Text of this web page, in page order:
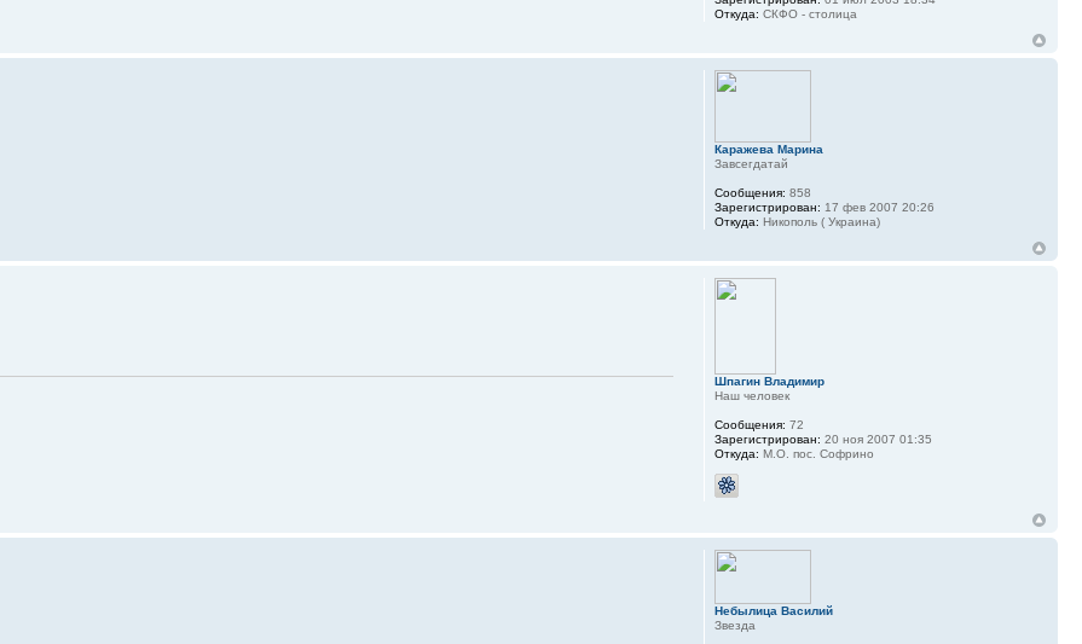
Откуда: СКФО - столица
Каражева Марина
Завсегдатай
Сообщения: 858
Зарегистрирован: 17 фев 2007 20:26
Откуда: Никополь ( Украина)
Шпагин Владимир
Наш человек
Сообщения: 72
Зарегистрирован: 20 ноя 2007 01:35
Откуда: М.О. пос. Софрино
Небылица Василий
Звезда